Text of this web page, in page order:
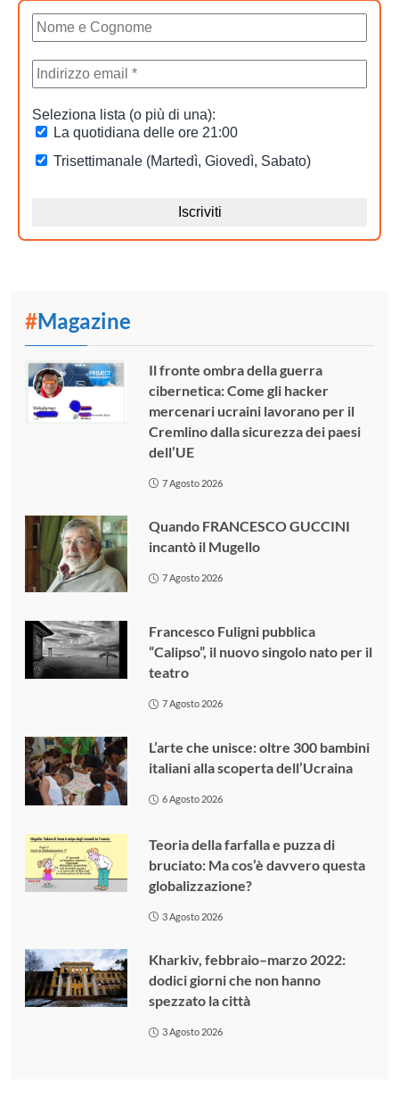
#Magazine
Il fronte ombra della guerra
cibernetica: Come gli hacker
mercenari ucraini lavorano per il
Cremlino dalla sicurezza dei paesi
dell’UE
7 Agosto 2026
Quando FRANCESCO GUCCINI
incantò il Mugello
7 Agosto 2026
Francesco Fuligni pubblica
“Calipso”, il nuovo singolo nato per il
teatro
7 Agosto 2026
L’arte che unisce: oltre 300 bambini
italiani alla scoperta dell’Ucraina
6 Agosto 2026
Teoria della farfalla e puzza di
bruciato: Ma cos’è davvero questa
globalizzazione?
3 Agosto 2026
Kharkiv, febbraio–marzo 2022:
dodici giorni che non hanno
spezzato la città
3 Agosto 2026